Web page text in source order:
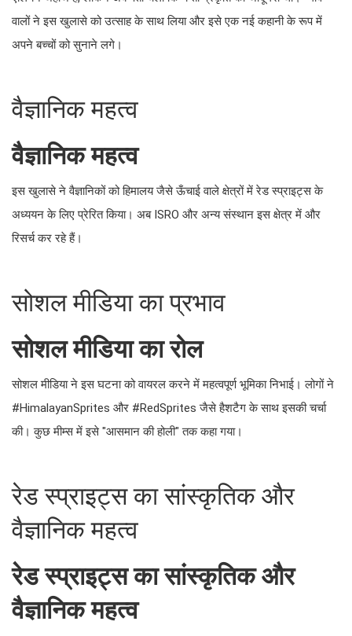
वालों ने इस खुलासे को उत्साह के साथ लिया और इसे एक नई कहानी के रूप में
अपने बच्चों को सुनाने लगे।
वैज्ञानिक महत्व
वैज्ञानिक महत्व
इस खुलासे ने वैज्ञानिकों को हिमालय जैसे ऊँचाई वाले क्षेत्रों में रेड स्प्राइट्स के
अध्ययन के लिए प्रेरित किया। अब ISRO और अन्य संस्थान इस क्षेत्र में और
रिसर्च कर रहे हैं।
सोशल मीडिया का प्रभाव
सोशल मीडिया का रोल
सोशल मीडिया ने इस घटना को वायरल करने में महत्वपूर्ण भूमिका निभाई। लोगों ने
#HimalayanSprites और #RedSprites जैसे हैशटैग के साथ इसकी चर्चा
की। कुछ मीम्स में इसे "आसमान की होली" तक कहा गया।
रेड स्प्राइट्स का सांस्कृतिक और
वैज्ञानिक महत्व
रेड स्प्राइट्स का सांस्कृतिक और
वैज्ञानिक महत्व